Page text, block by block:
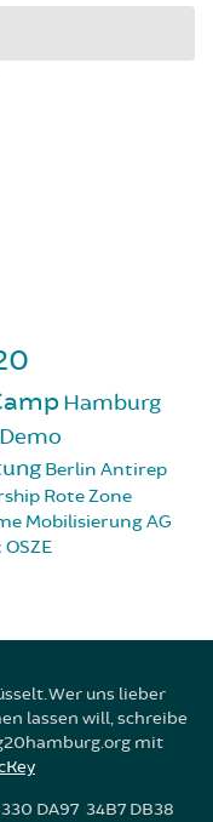
Hamburg
Demo
Berlin Antirep
Rote Zone
MobilisierungAG
OSZE
Wer uns lieber
lassen will, schreibe
mit
DA97 34B7 DB38